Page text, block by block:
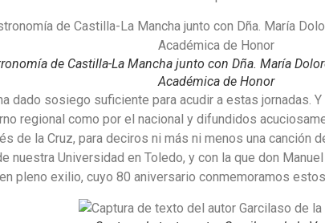
de Castilla-La Mancha junto con Dña. María
Académica de Honor
dado sosiego suficiente para acudir a estas jornadas.
regional como por el nacional y difundidos
de la Cruz, para deciros ni más ni menos una canción
nuestra Universidad en Toledo, y con la que don
pleno exilio, cuyo 80 aniversario conmemoramos